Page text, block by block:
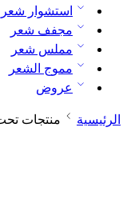
استشوار شعر
مجفف شعر
مملس شعر
مموج الشعر
عروض
الرئيسية منتجات